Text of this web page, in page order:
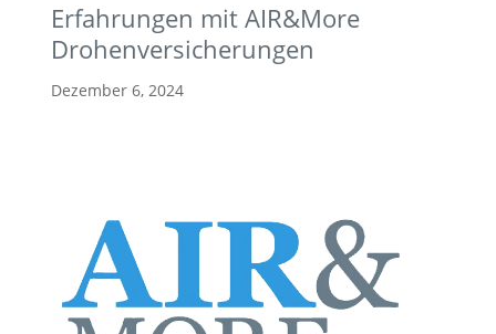
Erfahrungen mit AIR&More
Drohenversicherungen
Dezember 6, 2024